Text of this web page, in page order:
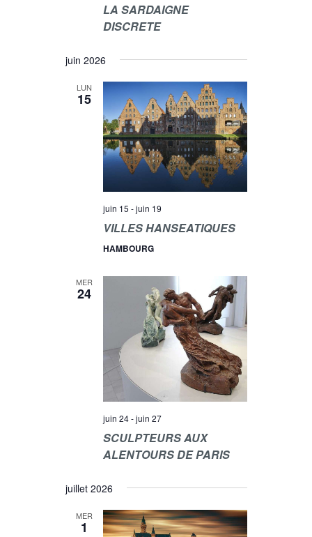
LA SARDAIGNE
DISCRETE
juin 2026
LUN
15
juin 15 -juin 19
VILLES HANSEATIQUES
HAMBOURG
MER
24
juin 24-juin 27
SCULPTEURS AUX
ALENTOURS DE PARIS
juillet 2026
MER
1